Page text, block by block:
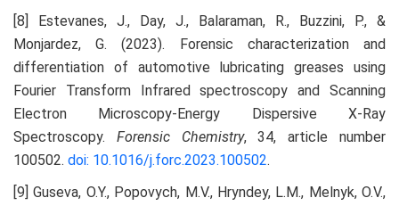
[8] Estevanes, J., Day, J., Balaraman, R., Buzzini, P., &
Monjardez, G. (2023). Forensic characterization and
differentiation of automotive lubricating greases using
Fourier Transform Infrared spectroscopy and Scanning
Electron Microscopy-Energy Dispersive X-Ray
Spectroscopy. Forensic Chemistry, 34, article number
100502. doi: 10.1016/j.forc.2023.100502.
[9] Guseva, O.Y., Popovych, M.V., Hryndey, L.M., Melnyk, O.V.,